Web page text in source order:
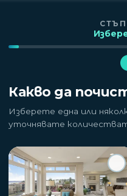
Какво да
Изберете една или
уточнявате